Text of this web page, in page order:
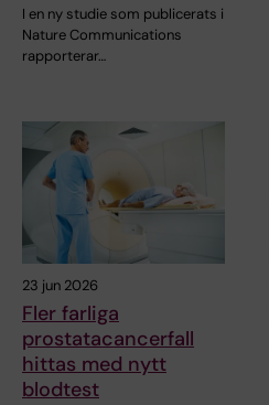
I en ny studie som publicerats i
Nature Communications
rapporterar…
23 jun 2026
Fler farliga
prostatacancerfall
hittas med nytt
blodtest